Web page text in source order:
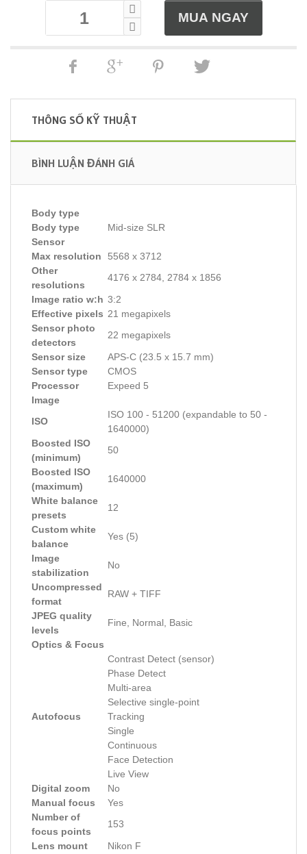
THÔNG SỐ KỸ THUẬT
BÌNH LUẬN ĐÁNH GIÁ
Body type
Body type
Mid-size SLR
Sensor
Max resolution
5568 x 3712
Other
resolutions
4176 x 2784, 2784 x 1856
Image ratio w:h 3:2
Effective pixels 21 megapixels
Sensor photo
detectors
22 megapixels
Sensor size
APS-C (23.5 x 15.7 mm)
Sensor type
CMOS
Processor
Expeed 5
Image
ISO
ISO 100 - 51200 (expandable to 50 -
1640000)
Boosted ISO
(minimum)
50
Boosted ISO
(maximum)
1640000
White balance
presets
12
Custom white
balance
Yes (5)
Image
stabilization
No
Uncompressed
format
RAW + TIFF
JPEG quality
levels
Fine, Normal, Basic
Optics & Focus
Autofocus
Contrast Detect (sensor)
Phase Detect
Multi-area
Selective single-point
Tracking
Single
Continuous
Face Detection
Live View
Digital zoom
No
Manual focus
Yes
Number of
focus points
153
Lens mount
Nikon F